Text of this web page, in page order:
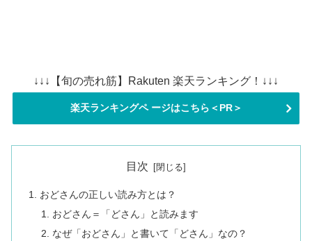
↓↓↓【旬の売れ筋】Rakuten 楽天ランキング！↓↓↓
楽天ランキングペ ージはこちら＜PR＞
目次
おどさんの正しい読み方とは？
おどさん＝「どさん」と読みます
なぜ「おどさん」と書いて「どさん」なの？